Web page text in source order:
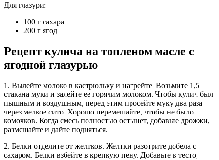
Для глазури:
100 г сахара
200 г ягод
Рецепт кулича на топленом масле с
ягодной глазурью
1. Вылейте молоко в кастрюльку и нагрейте. Возьмите 1,5
стакана муки и залейте ее горячим молоком. Чтобы кулич был
пышным и воздушным, перед этим просейте муку два раза
через мелкое сито. Хорошо перемешайте, чтобы не было
комочков. Когда смесь полностью остынет, добавьте дрожжи,
размешайте и дайте подняться.
2. Белки отделите от желтков. Желтки разотрите добела с
сахаром. Белки взбейте в крепкую пену. Добавьте в тесто,